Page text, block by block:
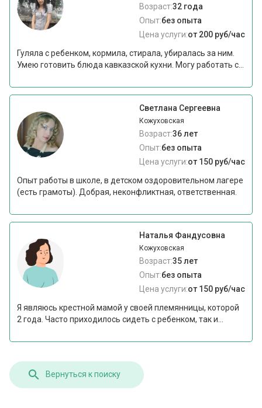
Возраст:32 года
Опыт:без опыта
Цена услуги:от 200 руб/час
Гуляла с ребенком, кормила, стирала, убиралась за ним.
Умею готовить блюда кавказской кухни. Могу работать с...
Светлана Сергеевна
Кожуховская
Возраст:36 лет
Опыт:без опыта
Цена услуги:от 150 руб/час
Опыт работы в школе, в детском оздоровительном лагере
(есть грамоты). Добрая, неконфликтная, ответственная.
Наталья Фандусовна
Кожуховская
Возраст:35 лет
Опыт:без опыта
Цена услуги:от 150 руб/час
Я являюсь крестной мамой у своей племянницы, которой
2 года. Часто приходилось сидеть с ребенком, так и...
Вернуться к поиску